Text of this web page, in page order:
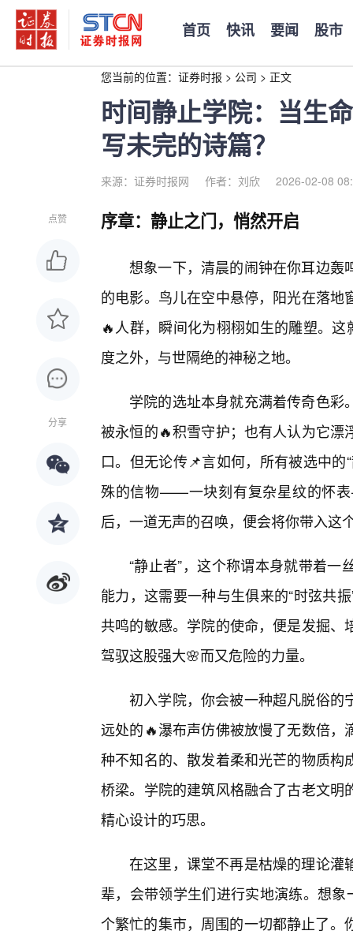
首页 快讯 要闻 股市
您当前的位置： 证券时报 > 公司 > 正文
时间静止学院：当生
写未完的诗篇？
来源：证券时报网 作者：刘欣 2026-02-08
点赞
分享
序章：静止之门，悄然开启
想象一下，清晨的闹钟在你耳边轰
的电影。鸟儿在空中悬停，阳光在落
🔥人群，瞬间化为栩栩如生的雕塑。
度之外，与世隔绝的神秘之地。
学院的选址本身就充满着传奇色
被永恒的🔥积雪守护；也有人认为它
口。但无论传📌言如何，所有被选中
殊的信物——一块刻有复杂星纹的怀
后，一道无声的召唤，便会将你带入这
“静止者”，这个称谓本身就带着
能力，这需要一种与生俱来的“时弦共
共鸣的敏感。学院的使命，便是发掘
驾驭这股强大🌸而又危险的力量。
初入学院，你会被一种超凡脱俗的
远处的🔥瀑布声仿佛被放慢了无数倍
种不知名的、散发着柔和光芒的物质
桥梁。学院的建筑风格融合了古老文
精心设计的巧思。
在这里，课堂不再是枯燥的理论灌
辈，会带领学生们进行实地演练。想
个繁忙的集市，周围的一切都静止了